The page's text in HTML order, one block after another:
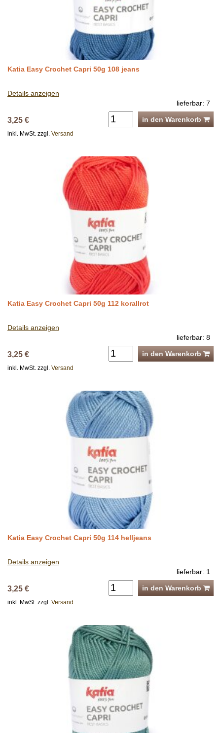
Katia Easy Crochet Capri 50g 108 jeans
Details anzeigen
lieferbar: 7
3,25 € in den Warenkorb
inkl. MwSt. zzgl. Versand
Katia Easy Crochet Capri 50g 112 korallrot
Details anzeigen
lieferbar: 8
3,25 € in den Warenkorb
inkl. MwSt. zzgl. Versand
Katia Easy Crochet Capri 50g 114 helljeans
Details anzeigen
lieferbar: 1
3,25 € in den Warenkorb
inkl. MwSt. zzgl. Versand